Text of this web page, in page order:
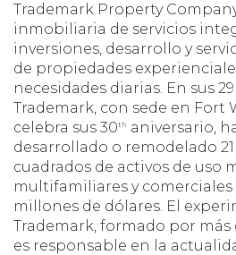
Trademark Property
inmobiliaria de servicios
inversiones, desarrollo y
de propiedades
necesidades diarias. En sus
Trademark, con sede en Fort
celebra sus 30th aniversario,
desarrollado o remodelado
cuadrados de activos de uso
multifamiliares y comerciales
millones de dólares. El
Trademark, formado por más
es responsable en la